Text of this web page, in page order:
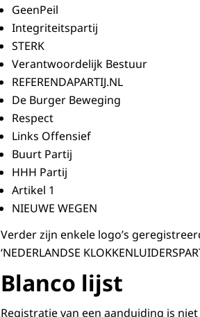
GeenPeil
Integriteitspartij
STERK
Verantwoordelijk Bestuur
REFERENDAPARTIJ.NL
De Burger Beweging
Respect
Links Offensief
Buurt Partij
HHH Partij
Artikel 1
NIEUWE WEGEN
Verder zijn enkele logo’s
‘NEDERLANDSE
Blanco lijst
Registratie van een aanduiding is